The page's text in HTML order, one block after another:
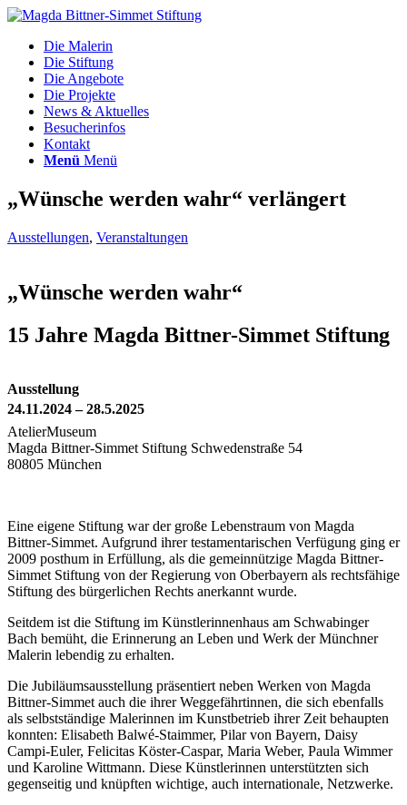
Die Malerin
Die Stiftung
Die Angebote
Die Projekte
News & Aktuelles
Besucherinfos
Kontakt
Menü Menü
„Wünsche werden wahr“ verlängert
Ausstellungen, Veranstaltungen
„Wünsche werden wahr“
15 Jahre Magda Bittner-Simmet Stiftung
Ausstellung
24.11.2024 – 28.5.2025
AtelierMuseum
Magda Bittner-Simmet Stiftung Schwedenstraße 54
80805 München
Eine eigene Stiftung war der große Lebenstraum von Magda
Bittner-Simmet. Aufgrund ihrer testamentarischen Verfügung ging er
2009 posthum in Erfüllung, als die gemeinnützige Magda Bittner-
Simmet Stiftung von der Regierung von Oberbayern als rechtsfähige
Stiftung des bürgerlichen Rechts anerkannt wurde.
Seitdem ist die Stiftung im Künstlerinnenhaus am Schwabinger
Bach bemüht, die Erinnerung an Leben und Werk der Münchner
Malerin lebendig zu erhalten.
Die Jubiläumsausstellung präsentiert neben Werken von Magda
Bittner-Simmet auch die ihrer Weggefährtinnen, die sich ebenfalls
als selbstständige Malerinnen im Kunstbetrieb ihrer Zeit behaupten
konnten: Elisabeth Balwé-Staimmer, Pilar von Bayern, Daisy
Campi-Euler, Felicitas Köster-Caspar, Maria Weber, Paula Wimmer
und Karoline Wittmann. Diese Künstlerinnen unterstützten sich
gegenseitig und knüpften wichtige, auch internationale, Netzwerke.